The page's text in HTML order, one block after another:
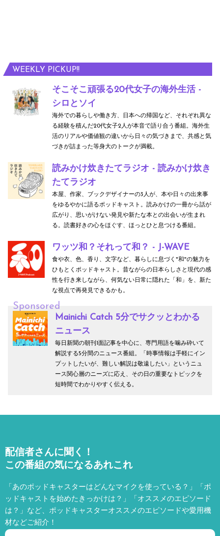
WEEKLY PICKUP!!
そこそこ頑張る20代女子の海外生活 -
シロとソイ
海外での暮らしや働き方、日本への帰国など、それぞれ異な
る経験を積んだ20代女子2人が本音で語り合う番組。海外生
活のリアルや価値観の違いから日々の気づきまで、共感と気
づきが詰まった等身大のトークが満載。
読みかけ炊きたてラジオ - 読みかけ炊き
たてラジオ
本屋、作家、ブックデザイナーの3人が、本や日々の出来事
をゆるやかに語るポッドキャスト。読みかけの一冊から話が
広がり、思いがけない発見や新たな本との出会いが生まれ
る。読書好きの心をほぐす、ほっとひと息つける番組。
ワッツ和？それって和？ - J-WAVE
食や衣、色、香り、文字など、暮らしに息づく"和"の魅力を
ひもとくポッドキャスト。昔ながらの日本らしさと現代の感
性を行き来しながら、何気ない日常に隠れた「和」を、新た
な視点で再発見できるかも。
Sponsored
Mainichi Catch 5分でサクッとわかる
ニュース
毎日新聞の朝刊1面記事を中心に、専門用語を噛み砕いて
解説する5分間のニュース番組。「時事情報は手軽にイン
プットしたいが、難しい解説は敬遠したい」というニュ
ース関心層のニーズに応え、その日の重要なトピックを
短時間でわかりやすく伝える。
配信者さんに聞く！
この番組の気になるあれこれ
「あのポッドキャスターはどんなマイクを使っている？」「ポ
ッドキャストを始めたきっかけは？」「オススメのエピソード
は？」など、 ポッドキャスターオススメのエピソードや愛用機
材などご紹介！